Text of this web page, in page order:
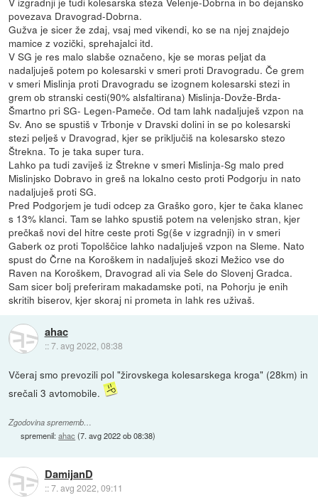
povezava Dravograd-Dobrna.
Gužva je sicer že zdaj, vsaj med vikendi, ko se na njej znajdejo
mamice z vozički, sprehajalci itd.
V SG je res malo slabše označeno, kje se moras peljat da
nadaljuješ potem po kolesarski v smeri proti Dravogradu. Če grem
v smeri Mislinja proti Dravogradu se izognem kolesarski stezi in
grem ob stranski cesti(90% alsfaltirana) Mislinja-Dovže-Brda-
Šmartno pri SG- Legen-Pameče. Od tam lahk nadaljuješ vzpon na
Sv. Ano se spustiš v Trbonje v Dravski dolini in se po kolesarski
stezi pelješ v Dravograd, kjer se priključiš na kolesarsko stezo
Štrekna. To je taka super tura.
Lahko pa tudi zaviješ iz Štrekne v smeri Mislinja-Sg malo pred
Mislinjsko Dobravo in greš na lokalno cesto proti Podgorju in nato
nadaljuješ proti SG.
Pred Podgorjem je tudi odcep za Graško goro, kjer te čaka klanec
s 13% klanci. Tam se lahko spustiš potem na velenjsko stran, kjer
prečkaš novi del hitre ceste proti Sg(še v izgradnji) in v smeri
Gaberk oz proti Topolščice lahko nadaljuješ vzpon na Sleme. Nato
spust do Črne na Koroškem in nadaljuješ skozi Mežico vse do
Raven na Koroškem, Dravograd ali via Sele do Slovenj Gradca.
Sam sicer bolj preferiram makadamske poti, na Pohorju je enih
skritih biserov, kjer skoraj ni prometa in lahk res uživaš.
ahac
::7. avg 2022, 08:38
Včeraj smo prevozili pol "žirovskega kolesarskega kroga" (28km) in
srečali 3 avtomobile.
Zgodovina sprememb…
spremenil:ahac (7. avg 2022 ob 08:38)
DamijanD
::7. avg 2022, 09:11